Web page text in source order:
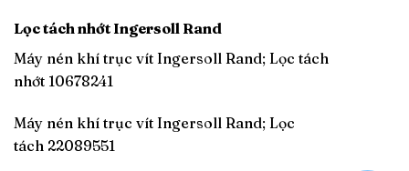
Lọc tách nhớt Ingersoll Rand
Máy nén khí trục vít Ingersoll Rand; Lọc tách
nhớt 10678241
Máy nén khí trục vít Ingersoll Rand; Lọc
tách 22089551